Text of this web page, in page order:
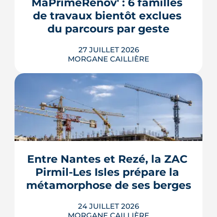
doux et vigilance locale. Chiffres,
limites et conseils pour payer le juste
MaPrimeRénov' : 6 familles
de travaux bientôt exclues
du parcours par geste
27 JUILLET 2026
MORGANE CAILLIÈRE
Le Gouvernement prévoit de retirer six
familles de travaux du parcours « par
geste » de MaPrimeRénov' au 1er
septembre 2026, sous réserve de la
publication des textes définitifs.
fenêtres, VMC, chauffe-eau
thermodynamique, chauffage au bois
et solaire thermi...
Entre Nantes et Rezé, la ZAC
Pirmil-Les Isles prépare la
métamorphose de ses berges
24 JUILLET 2026